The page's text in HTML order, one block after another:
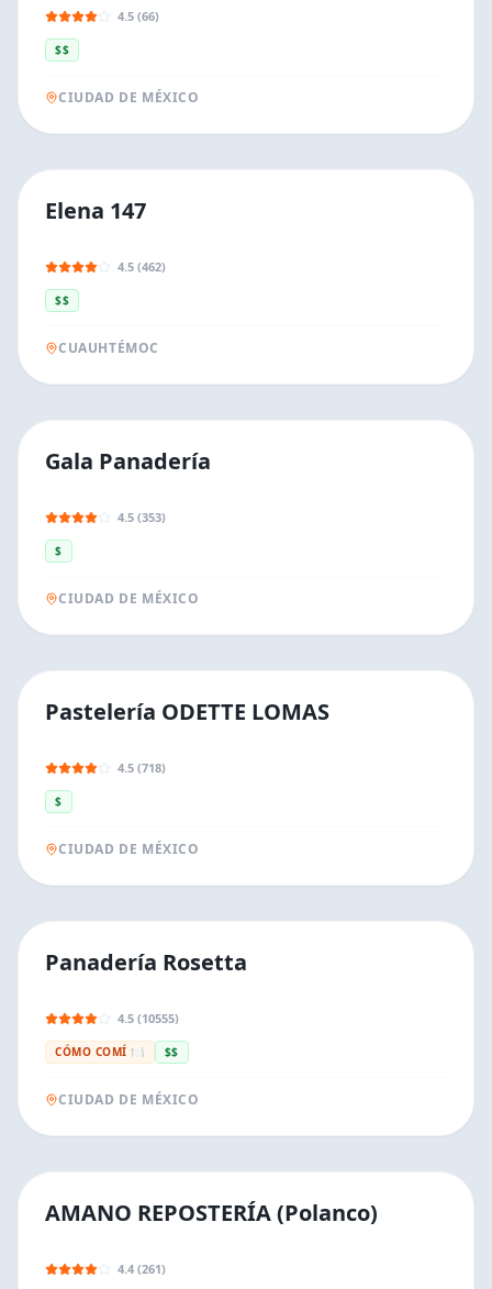
4.5 (66)
$$
CIUDAD DE MÉXICO
Elena 147
4.5 (462)
$$
CUAUHTÉMOC
Gala Panadería
4.5 (353)
$
CIUDAD DE MÉXICO
Pastelería ODETTE LOMAS
4.5 (718)
$
CIUDAD DE MÉXICO
Panadería Rosetta
4.5 (10555)
CÓMO COMÍ 🍽️ $$
CIUDAD DE MÉXICO
AMANO REPOSTERÍA (Polanco)
4.4 (261)